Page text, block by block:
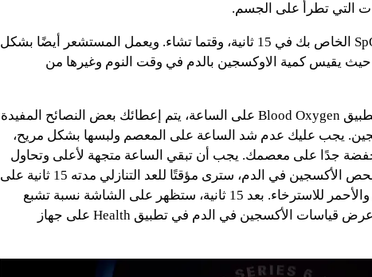
التي تطرأ على الجسم.
يمكن للساعة حساب مستوى SpO2 الخاص بك في 15 ثانية، وقتما تشاء. ويعمل المستشعر أيضًا بشكل
حيث يقيس كمية الاوكسجين بالدم في وقت النوم وغيرها من
في المرة الأولى التي تفتح فيها تطبيق Blood Oxygen على الساعة، يتم إعطائك بعض النصائح المفيدة
يجب عليك عدم شد الساعة على المعصم ولبسها بشكل مريح،
جدًا على معصمك. يجب أن تبقي الساعة متجهة لأعلى وتحاول
ألا تتحرك أثناء القراءة. عند بدء فحص الأكسجين في الدم، سترى مؤقتًا للعد التنازلي مدته 15 ثانية على
الشاشة مع رسم باللونين الأزرق والأحمر للاسترخاء. بعد 15 ثانية، ستظهر على الشاشة نسبة تشبع
الأكسجين في الدم. يمكنك أيضًا عرض قياسات الأكسجين في الدم في تطبيق Health على جهاز